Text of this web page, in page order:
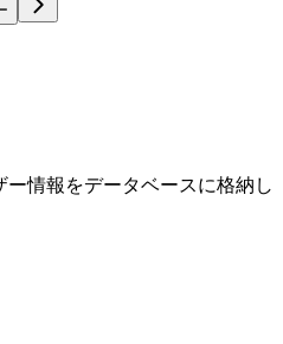
ー情報をデータベースに格納し